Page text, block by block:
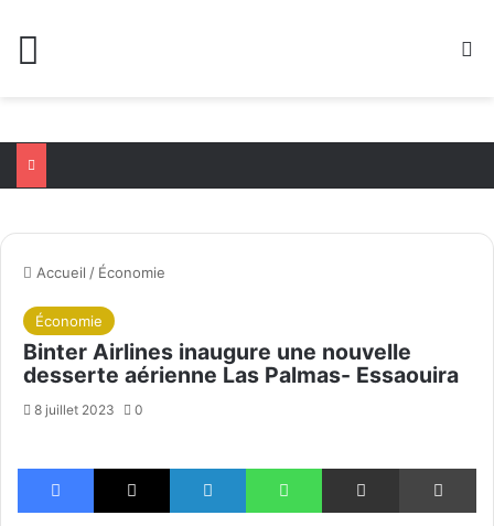
Accueil / Économie
Économie
Binter Airlines inaugure une nouvelle
desserte aérienne Las Palmas- Essaouira
8 juillet 2023 0
Facebook X Linkedin WhatsApp Partager par email